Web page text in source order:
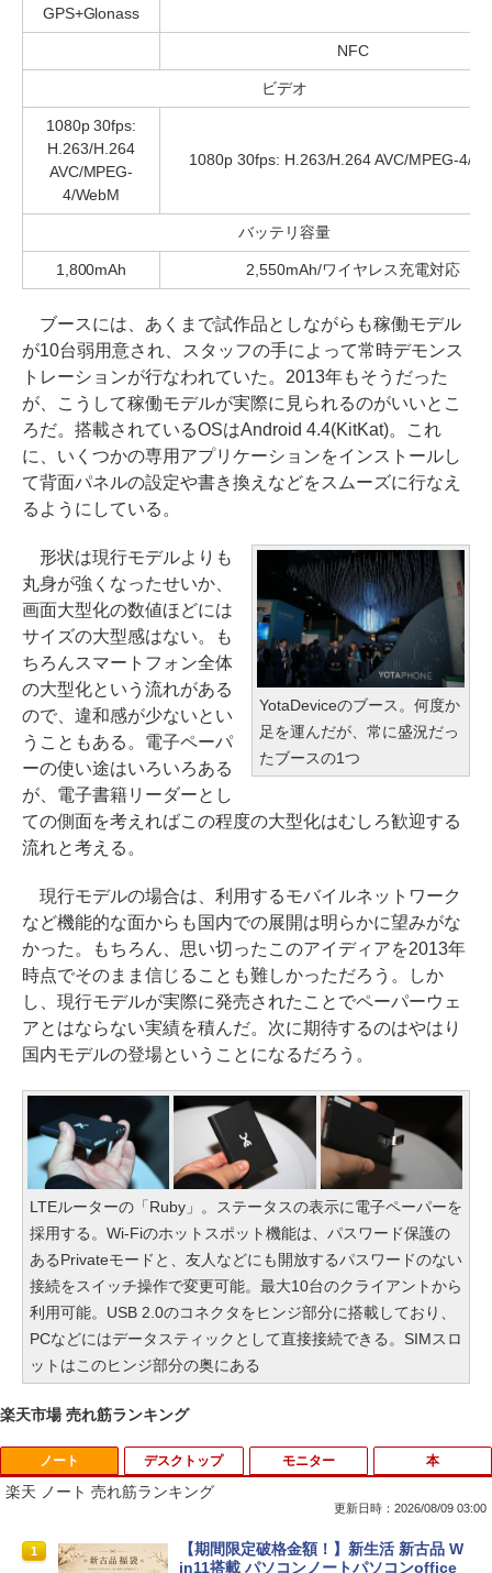
GPS+Glonass
NFC
ビデオ
1080p 30fps:
H.263/H.264
AVC/MPEG-
4/WebM
1080p 30fps: H.263/H.264 AVC/MPEG-4/
バッテリ容量
1,800mAh 2,550mAh/ワイヤレス充電対応
ブースには、あくまで試作品としながらも稼働モデル
が10台弱用意され、スタッフの手によって常時デモンス
トレーションが行なわれていた。2013年もそうだった
が、こうして稼働モデルが実際に見られるのがいいとこ
ろだ。搭載されているOSはAndroid 4.4(KitKat)。これ
に、いくつかの専用アプリケーションをインストールし
て背面パネルの設定や書き換えなどをスムーズに行なえ
るようにしている。
YotaDeviceのブース。何度か
足を運んだが、常に盛況だっ
たブースの1つ
形状は現行モデルよりも
丸身が強くなったせいか、
画面大型化の数値ほどには
サイズの大型感はない。も
ちろんスマートフォン全体
の大型化という流れがある
ので、違和感が少ないとい
うこともある。電子ペーパ
ーの使い途はいろいろある
が、電子書籍リーダーとし
ての側面を考えればこの程度の大型化はむしろ歓迎する
流れと考える。
現行モデルの場合は、利用するモバイルネットワーク
など機能的な面からも国内での展開は明らかに望みがな
かった。もちろん、思い切ったこのアイディアを2013年
時点でそのまま信じることも難しかっただろう。しか
し、現行モデルが実際に発売されたことでペーパーウェ
アとはならない実績を積んだ。次に期待するのはやはり
国内モデルの登場ということになるだろう。
LTEルーターの「Ruby」。ステータスの表示に電子ペーパーを
採用する。Wi-Fiのホットスポット機能は、パスワード保護の
あるPrivateモードと、友人などにも開放するパスワードのない
接続をスイッチ操作で変更可能。最大10台のクライアントから
利用可能。USB 2.0のコネクタをヒンジ部分に搭載しており、
PCなどにはデータスティックとして直接接続できる。SIMスロ
ットはこのヒンジ部分の奥にある
楽天市場 売れ筋ランキング
ノート
楽天 ノート 売れ筋ランキング
更新日時：2026/08/09 03:00
1
【期間限定破格金額！】新生活 新古品 W
in11搭載 パソコンノートパソコンoffice
デスクトップ モニター 本